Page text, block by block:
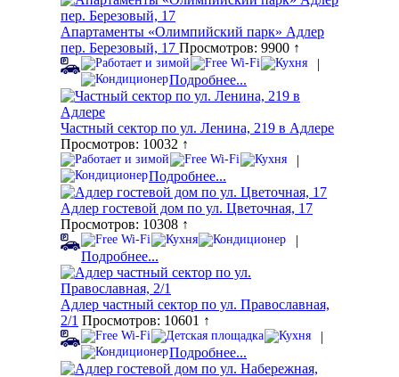
Апартаменты «Олимпийский парк» Адлер
пер. Березовый, 17 Просмотров: 9900 ↑
|
Подробнее...
Частный сектор по ул. Ленина, 219 в Адлере
Просмотров: 10032 ↑
|
Подробнее...
Адлер гостевой дом по ул. Цветочная, 17
Просмотров: 10308 ↑
|
Подробнее...
Адлер частный сектор по ул. Православная,
2/1 Просмотров: 10601 ↑
|
Подробнее...